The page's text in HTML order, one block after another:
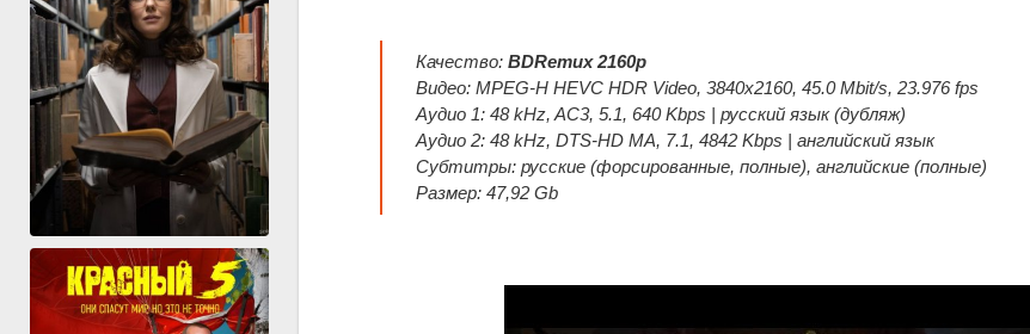
Качество: BDRemux 2160p
Видео: MPEG-H HEVC HDR Video, 3840x2160, 45.0 Mbit/s, 23.976 fps
Аудио 1: 48 kHz, AC3, 5.1, 640 Kbps | русский язык (дубляж)
Аудио 2: 48 kHz, DTS-HD MA, 7.1, 4842 Kbps | английский язык
Субтитры: русские (форсированные, полные), английские (полные)
Размер: 47,92 Gb